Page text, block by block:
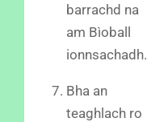
barrachd na
am Bìoball
ionnsachadh.
Bha an
teaghlach ro